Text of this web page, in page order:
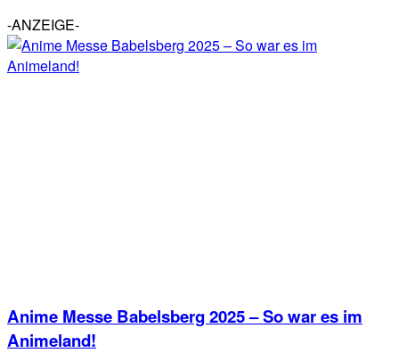
-ANZEIGE-
Anime Messe Babelsberg 2025 – So war es im
Animeland!